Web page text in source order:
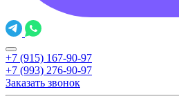
+7 (915) 167-90-97
+7 (993) 276-90-97
Заказать звонок